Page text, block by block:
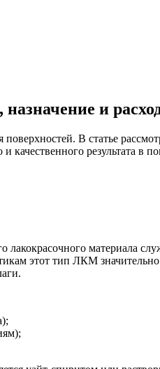
и
В статье
результата в
материала
этот тип ЛКМ значительно